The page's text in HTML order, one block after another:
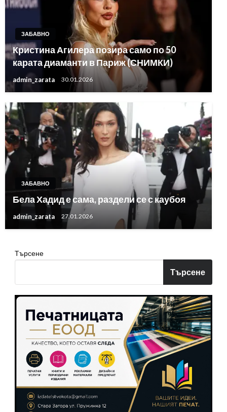
ЗАБАВНО
Кристина Агилера позира само по 50
карата диаманти в Париж (СНИМКИ)
admin_zarata 30.01.2026
ЗАБАВНО
Бела Хадид е сама, раздели се с каубоя
admin_zarata 27.01.2026
Търсене
Търсене